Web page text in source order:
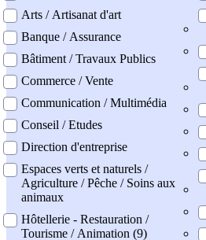
Arts / Artisanat d'art
Banque / Assurance
Bâtiment / Travaux Publics
Commerce / Vente
Communication / Multimédia
Conseil / Etudes
Direction d'entreprise
Espaces verts et naturels /
Agriculture / Pêche / Soins aux
animaux
Hôtellerie - Restauration /
Tourisme / Animation (9)